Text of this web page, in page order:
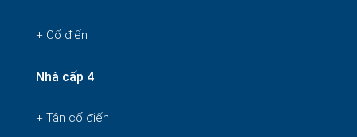
+ Cổ điển
Nhà cấp 4
+ Tân cổ điển